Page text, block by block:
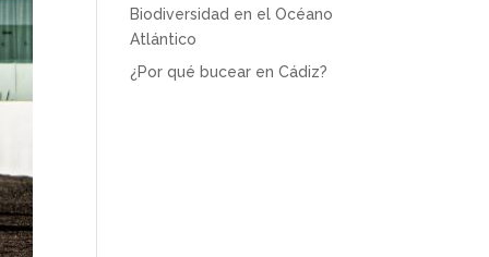
Biodiversidad en el Océano
Atlántico
¿Por qué bucear en Cádiz?